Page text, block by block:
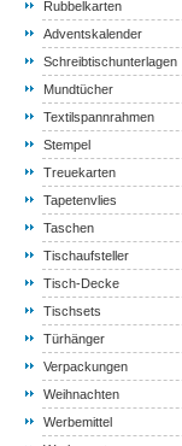
Rubbelkarten
Adventskalender
Schreibtischunterlagen
Mundtücher
Textilspannrahmen
Stempel
Treuekarten
Tapetenvlies
Taschen
Tischaufsteller
Tisch-Decke
Tischsets
Türhänger
Verpackungen
Weihnachten
Werbemittel